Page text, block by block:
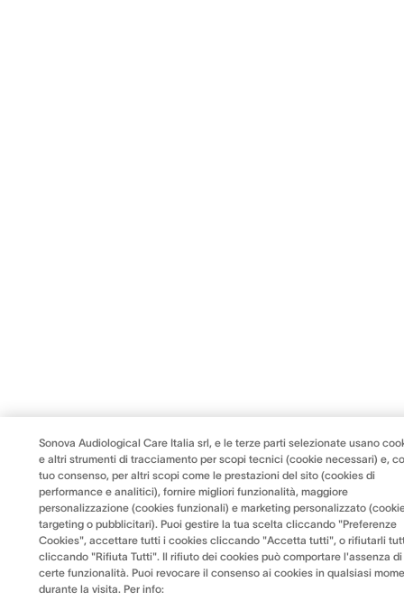
Sonova Audiological Care Italia srl, e le terze parti selezionate usano
e altri strumenti di tracciamento per scopi tecnici (cookie necessari) e,
tuo consenso, per altri scopi come le prestazioni del sito (cookies di
performance e analitici), fornire migliori funzionalità, maggiore
personalizzazione (cookies funzionali) e marketing personalizzato
targeting o pubblicitari). Puoi gestire la tua scelta cliccando "Preferenze
Cookies", accettare tutti i cookies cliccando "Accetta tutti", o rifiutarli
cliccando "Rifiuta Tutti". Il rifiuto dei cookies può comportare l'assenza di
certe funzionalità. Puoi revocare il consenso ai cookies in qualsiasi
durante la visita. Per info: